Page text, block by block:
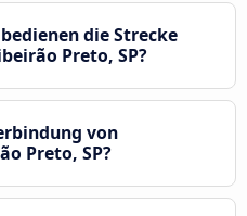
die Strecke
Preto, SP?
von
Preto, SP?